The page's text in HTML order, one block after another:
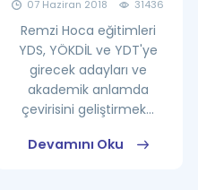
07 Haziran 2018 31436
Remzi Hoca eğitimleri
YDS, YÖKDİL ve YDT'ye
girecek adayları ve
akademik anlamda
çevirisini geliştirmek...
Devamını Oku